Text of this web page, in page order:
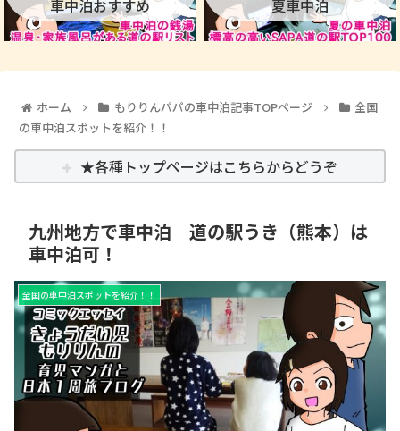
車中泊おすすめ
夏車中泊
ホーム もりりんパパの車中泊記事TOPページ
全国
の車中泊スポットを紹介！！
★各種トップページはこちらからどうぞ
九州地方で車中泊 道の駅うき（熊本）は
車中泊可！
全国の車中泊スポットを紹介！！